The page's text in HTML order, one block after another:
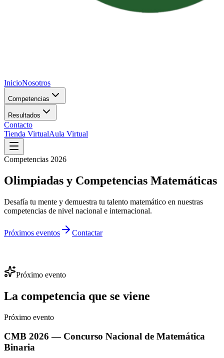
InicioNosotros
Competencias
Resultados
Contacto
Tienda VirtualAula Virtual
Competencias 2026
Olimpiadas y Competencias Matemáticas
Desafía tu mente y demuestra tu talento matemático en nuestras
competencias de nivel nacional e internacional.
Próximos eventos Contactar
Próximo evento
La competencia que se viene
Próximo evento
CMB 2026 — Concurso Nacional de Matemática
Binaria